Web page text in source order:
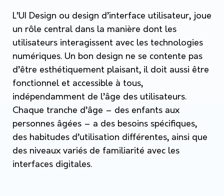
L’UI Design ou design d’interface utilisateur, joue
un rôle central dans la manière dont les
utilisateurs interagissent avec les technologies
numériques. Un bon design ne se contente pas
d’être esthétiquement plaisant, il doit aussi être
fonctionnel et accessible à tous,
indépendamment de l’âge des utilisateurs.
Chaque tranche d’âge – des enfants aux
personnes âgées – a des besoins spécifiques,
des habitudes d’utilisation différentes, ainsi que
des niveaux variés de familiarité avec les
interfaces digitales.